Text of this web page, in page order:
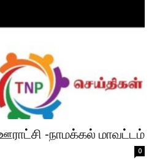
-நாமக்கல் மாவட்டம்
0